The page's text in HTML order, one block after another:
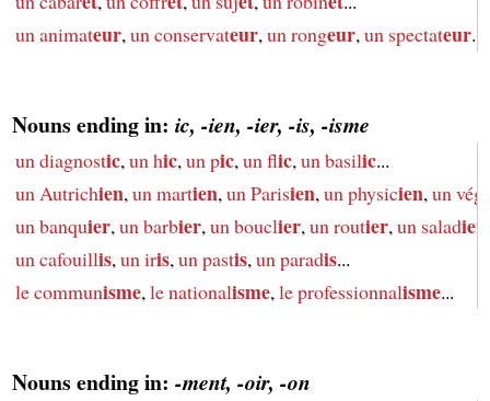
un animateur,un conservateur,un rongeur,un spectateur....
Nouns ending in: ic, -ien, -ier, -is, -isme
un diagnostic,un hic,un pic,un flic,un basilic...
un Autrichien,un martien,un Parisien,un physicien,un
un banquier,un barbier,un bouclier,un routier,un saladier
un cafouillis,un iris,un pastis,un paradis...
le communisme,le nationalisme,le professionnalisme...
Nouns ending in: -ment, -oir, -on